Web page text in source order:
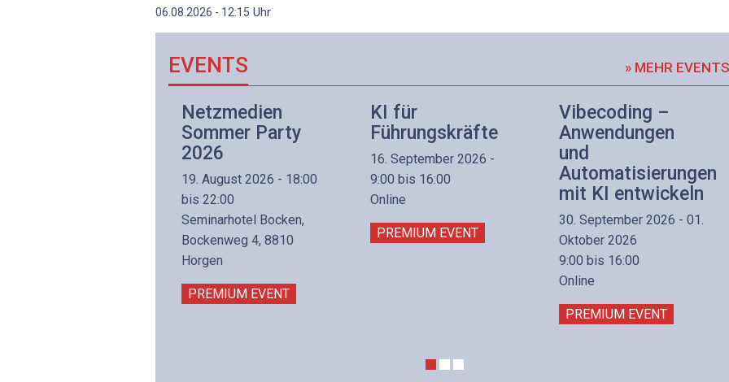
06.08.2026 - 12:15 Uhr
EVENTS » MEHR EVENTS
Netzmedien
Sommer Party
2026
19. August 2026 - 18:00
bis 22:00
Seminarhotel Bocken,
Bockenweg 4, 8810
Horgen
PREMIUM EVENT
KI für
Führungskräfte
16. September 2026 -
9:00 bis 16:00
Online
PREMIUM EVENT
Vibecoding –
Anwendungen
und
Automatisierungen
mit KI entwickeln
30. September 2026 - 01.
Oktober 2026
9:00 bis 16:00
Online
PREMIUM EVENT